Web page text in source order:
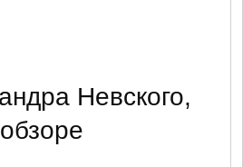
Невского,